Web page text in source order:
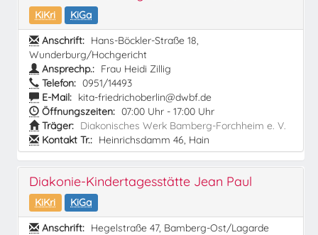
KiKri
KiGa
Anschrift: Hans-Böckler-Straße 18,
Wunderburg/Hochgericht
Ansprechp.: Frau Heidi Zillig
Telefon: 0951/14493
E-Mail: kita-friedrichoberlin@dwbf.de
Öffnungszeiten: 07:00 Uhr - 17:00 Uhr
Träger: Diakonisches Werk Bamberg-Forchheim e. V.
Kontakt Tr.: Heinrichsdamm 46, Hain
Diakonie-Kindertagesstätte Jean Paul
KiKri
KiGa
Anschrift: Hegelstraße 47, Bamberg-Ost/Lagarde